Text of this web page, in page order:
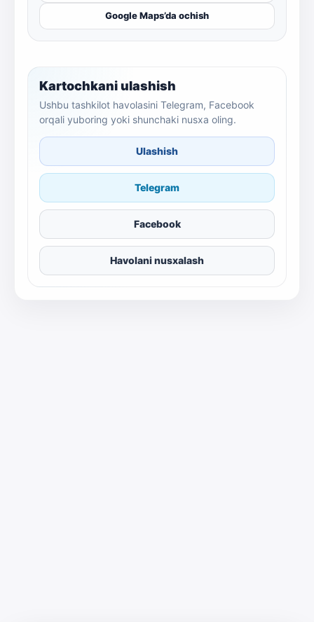
Google Maps’da ochish
Kartochkani ulashish
Ushbu tashkilot havolasini Telegram, Facebook
orqali yuboring yoki shunchaki nusxa oling.
Ulashish
Telegram
Facebook
Havolani nusxalash